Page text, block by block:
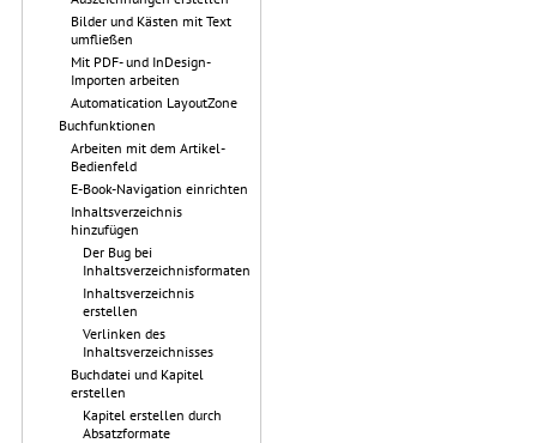
Bilder und Kästen mit Text
umfließen
Mit PDF- und InDesign-
Importen arbeiten
Automatication LayoutZone
Buchfunktionen
Arbeiten mit dem Artikel-
Bedienfeld
E-Book-Navigation einrichten
Inhaltsverzeichnis
hinzufügen
Der Bug bei
Inhaltsverzeichnisformaten
Inhaltsverzeichnis
erstellen
Verlinken des
Inhaltsverzeichnisses
Buchdatei und Kapitel
erstellen
Kapitel erstellen durch
Absatzformate